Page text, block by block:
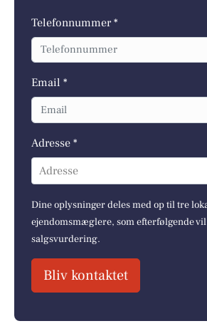
Telefonnummer *
Email *
Adresse *
Adresse
Dine oplysninger deles med op til tre
ejendomsmæglere, som efterfølgende
salgsvurdering.
Bliv kontaktet